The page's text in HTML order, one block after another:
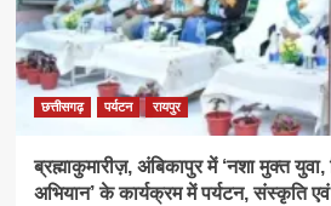
श्री
राजेश
अग्रवाल
ने
लखनपुर
में
विधि-
छत्तीसगढ़ पर्यटन रायपुर
ब्रह्माकुमारीज़, अंबिकापुर में ‘नशा मुक्त
अभियान’ के कार्यक्रम में पर्यटन, संस्कृति एवं